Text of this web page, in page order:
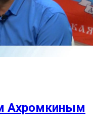
Ахромкиным